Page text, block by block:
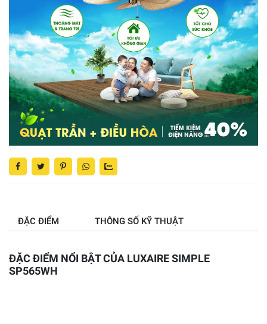
ĐẶC ĐIỂM THÔNG SỐ KỸ THUẬT
ĐẶC ĐIỂM NỔI BẬT CỦA LUXAIRE SIMPLE
SP565WH